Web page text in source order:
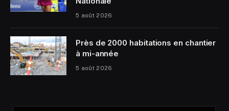
5 août 2026
Près de 2000 habitations en chantier
à mi-année
5 août 2026